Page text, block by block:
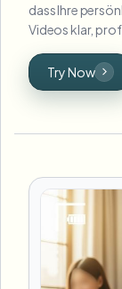
dass Ihre
Videos klar,
Try Now